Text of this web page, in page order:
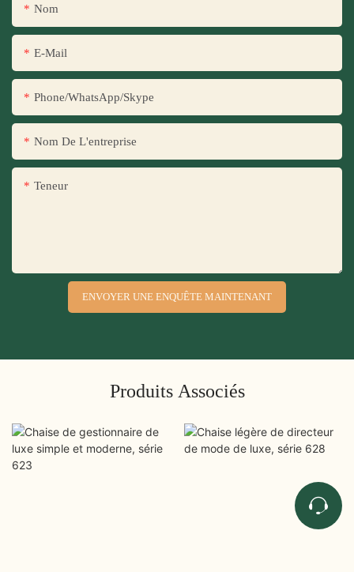
Nom
E-Mail
Phone/WhatsApp/Skype
Nom De L'entreprise
Teneur
ENVOYER UNE ENQUÊTE MAINTENANT
Produits Associés